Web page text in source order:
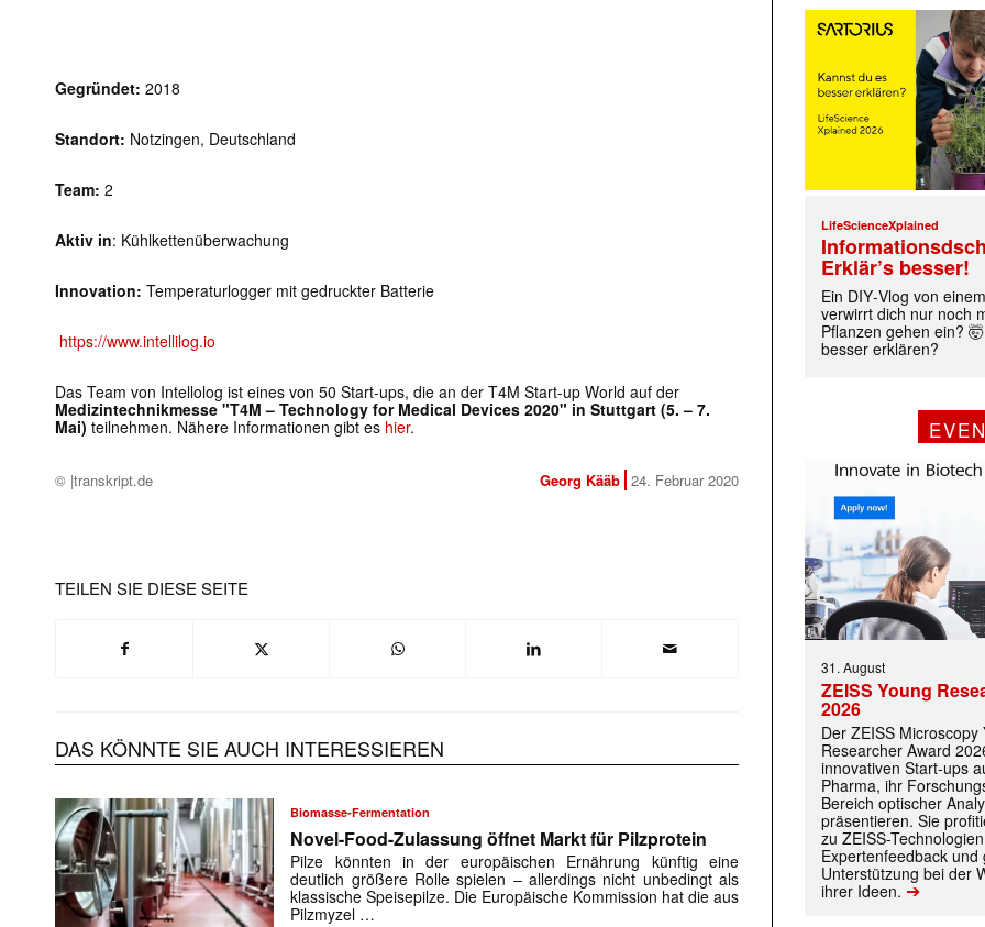
Mit dem |transkript-Newsletter jede Woche aktuell
(erforderlich)
Gegründet: 2018
Standort: Notzingen, Deutschland
Team: 2
Aktiv in: Kühlkettenüberwachung
Innovation: Temperaturlogger mit gedruckter Batterie
https://www.intellilog.io
Das Team von Intellolog ist eines von 50 Start-ups, die an der T4M Start-up World auf der
Medizintechnikmesse "T4M – Technology for Medical Devices 2020" in Stuttgart (5. – 7.
Mai) teilnehmen. Nähere Informationen gibt es hier.
© |transkript.de Georg Kääb 24. Februar 2020
TEILEN SIE DIESE SEITE
DAS KÖNNTE SIE AUCH INTERESSIEREN
Biomasse-Fermentation
Novel-Food-Zulassung öffnet Markt für Pilzprotein
Pilze könnten in der europäischen Ernährung künftig eine
deutlich größere Rolle spielen – allerdings nicht unbedingt als
klassische Speisepilze. Die Europäische Kommission hat die aus
Pilzmyzel …
LifeScienceXplained
Erklär’s besser!
Ein DIY‑Vlog von
verwirrt dich nur noch
Pflanzen gehen ein?
besser erklären?
31. August
ZEISS Young
2026
Der ZEISS Microscopy
Researcher Award
innovativen Start-ups
Pharma, ihr
Bereich optischer
präsentieren. Sie
zu ZEISS-
Expertenfeedback und
Unterstützung bei der
ihrer Ideen. ➔